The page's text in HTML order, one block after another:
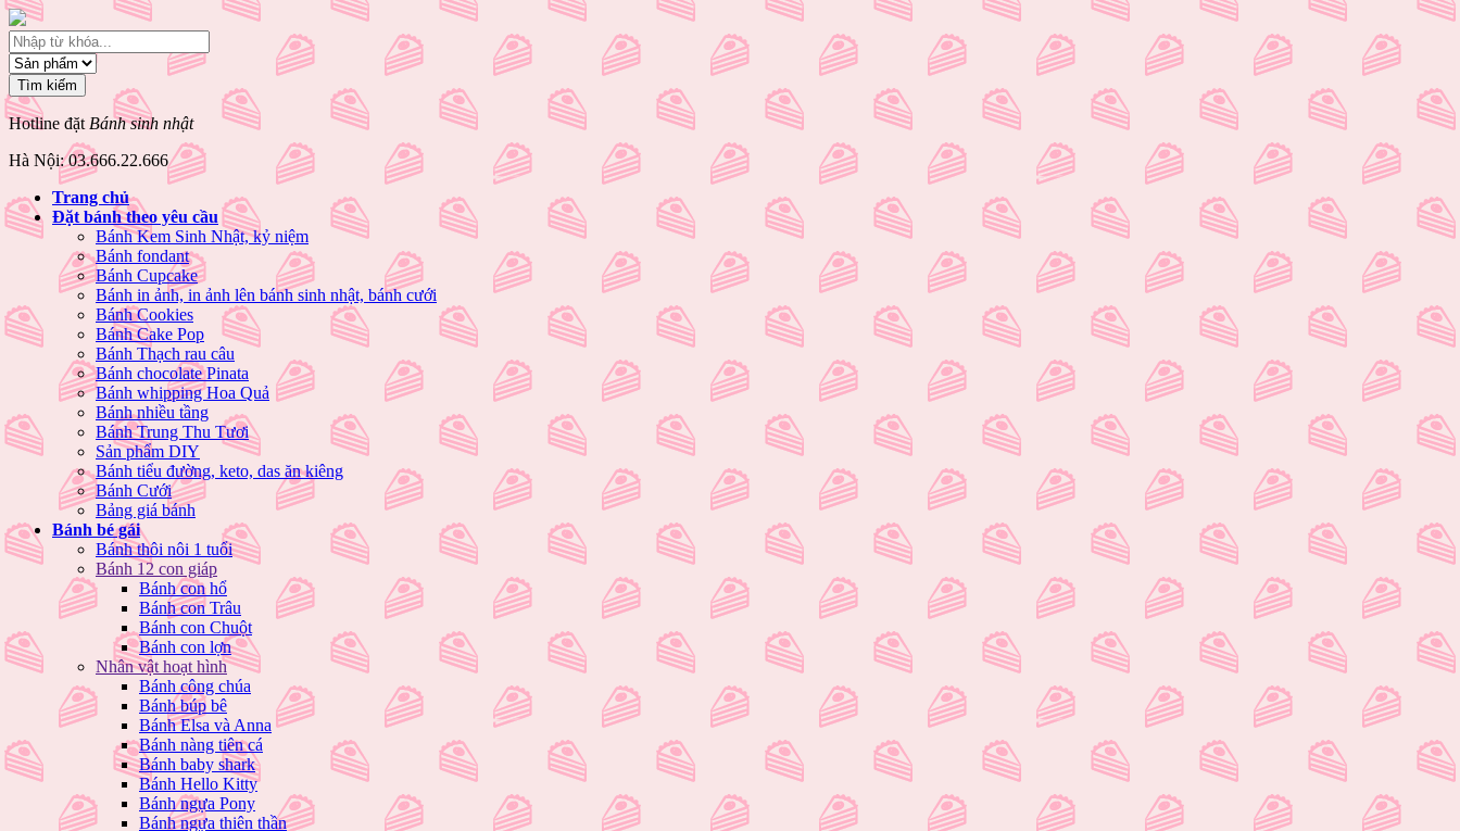
Hotline đặt Bánh sinh nhật
Hà Nội: 03.666.22.666
Trang chủ
Đặt bánh theo yêu cầu
Bánh Kem Sinh Nhật, kỷ niệm
Bánh fondant
Bánh Cupcake
Bánh in ảnh, in ảnh lên bánh sinh nhật, bánh cưới
Bánh Cookies
Bánh Cake Pop
Bánh Thạch rau câu
Bánh chocolate Pinata
Bánh whipping Hoa Quả
Bánh nhiều tầng
Bánh Trung Thu Tươi
Sản phẩm DIY
Bánh tiểu đường, keto, das ăn kiêng
Bánh Cưới
Bảng giá bánh
Bánh bé gái
Bánh thôi nôi 1 tuổi
Bánh 12 con giáp
Bánh con hổ
Bánh con Trâu
Bánh con Chuột
Bánh con lợn
Nhân vật hoạt hình
Bánh công chúa
Bánh búp bê
Bánh Elsa và Anna
Bánh nàng tiên cá
Bánh baby shark
Bánh Hello Kitty
Bánh ngựa Pony
Bánh ngựa thiên thần